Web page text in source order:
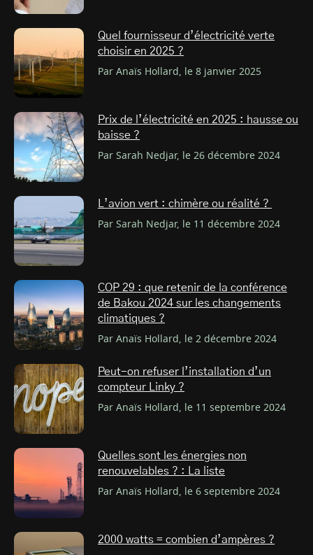
Quel fournisseur d’électricité verte
choisir en 2025 ?
Par Anaïs Hollard, le 8 janvier 2025
Prix de l’électricité en 2025 : hausse ou
baisse ?
Par Sarah Nedjar, le 26 décembre 2024
L’avion vert : chimère ou réalité ?
Par Sarah Nedjar, le 11 décembre 2024
COP 29 : que retenir de la conférence
de Bakou 2024 sur les changements
climatiques ?
Par Anaïs Hollard, le 2 décembre 2024
Peut-on refuser l’installation d’un
compteur Linky ?
Par Anaïs Hollard, le 11 septembre 2024
Quelles sont les énergies non
renouvelables ? : La liste
Par Anaïs Hollard, le 6 septembre 2024
2000 watts = combien d’ampères ?